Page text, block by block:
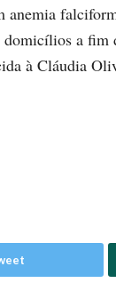
anemia
a fim
à Cláudia